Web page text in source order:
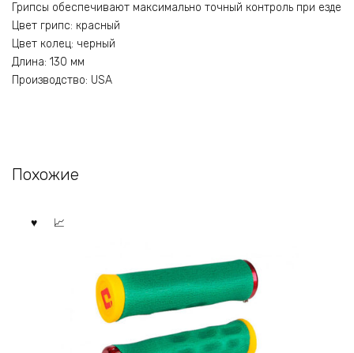
Грипсы обеспечивают максимально точный контроль при езде
Цвет грипс: красный
Цвет колец: черный
Длина: 130 мм
Производство: USA
Похожие